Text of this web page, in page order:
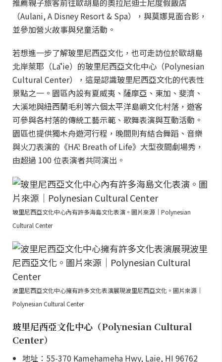
推薦親子旅客前往歐胡島的奧拉尼迪士尼度假飯店
（Aulani, A Disney Resort & Spa），與莫娜見面合影，
並參加營火故事與兒童活動。
若想進一步了解玻里尼西亞文化，也可走訪位於歐胡島
北岸萊耶（Lāʻie）的玻里尼西亞文化中心（Polynesian
Cultural Center），這是認識玻里尼西亞文化的代表性
景點之一。園區內設有夏威夷、薩摩亞、東加、斐濟、
大溪地與紐西蘭毛利等六個太平洋島嶼文化村落，遊客
可參與各村落的傳統工藝示範、歌舞表演與互動活動。
園區也提供獨木舟遊河行程，晚間則有結合舞蹈、音樂
與火刀表演的《HĀ: Breath of Life》大型夜間劇場秀，
由超過 100 位表演者共同演出。
玻里尼西亞文化中心內有許多海島文化表演。圖片來源｜Polynesian
Cultural Center
波里尼西亞文化中心擁有許多文化表演展現波里尼西亞文化。圖片來源｜
Polynesian Cultural Center
玻里尼西亞文化中心（Polynesian Cultural
Center）
地址：55-370 Kamehameha Hwy, Laie, HI 96762